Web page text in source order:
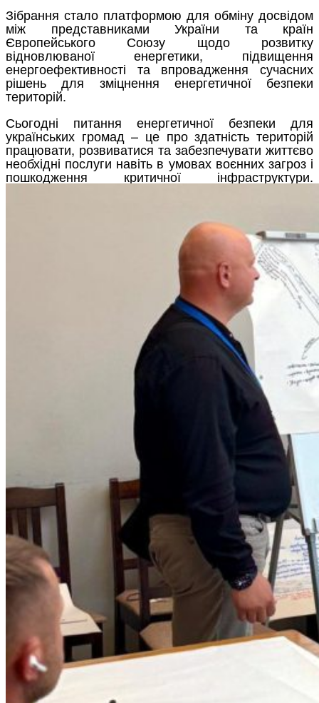
Зібрання стало платформою для обміну досвідом
між представниками України та країн
Європейського Союзу щодо розвитку
відновлюваної енергетики, підвищення
енергоефективності та впровадження сучасних
рішень для зміцнення енергетичної безпеки
територій.
Сьогодні питання енергетичної безпеки для
українських громад – це про здатність територій
працювати, розвиватися та забезпечувати життєво
необхідні послуги навіть в умовах воєнних загроз і
пошкодження критичної інфраструктури.